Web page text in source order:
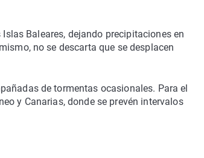
Baleares, dejando precipitaciones en
no se descarta que se desplacen
de tormentas ocasionales. Para el
y Canarias, donde se prevén intervalos